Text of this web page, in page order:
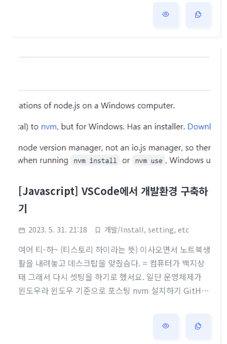
어주라는데 나는 NVM이 PATH를 이미 잘 잡아뒀다. 실행
사람들은 PermissionDenied SecurityException이 뜨
나오는데 npm, npx만 쓰면 안된다..
[Javascript] VSCode에서 개발환경 구축하
기
2023. 5. 31. 21:18 개발/Install, setting, etc
여어 티-하~ (티스토리 하이라는 뜻) 이사오면서 노트북생
활을 내려놓고 데스크탑을 맞췄슴다. = 컴퓨터가 백지상
태 그래서 다시 셋팅을 하기로 했서요. 일단 운영체제가
윈도우라 윈도우 기준으로 포스팅 nvm 설치하기 GitHu
n Go. A node.js version management utility for Win